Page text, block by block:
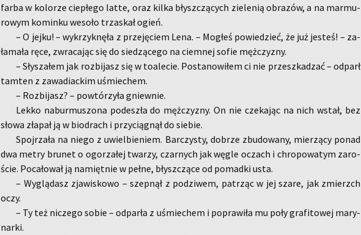
farba w ko­lo­rze cie­płe­go latte, oraz kilka błysz­czą­cych zie­le­nią ob­ra­zów, a na mar­mu­
ro­wym ko­min­ku we­so­ło trza­skał ogień.
– O jejku! – wy­krzyk­nę­ła z prze­ję­ciem Lena. – Mo­głeś po­wie­dzieć, że już je­steś! – za­
ła­ma­ła ręce, zwra­ca­jąc się do sie­dzą­ce­go na ciem­nej sofie męż­czy­zny.
– Sły­sza­łem jak roz­bi­jasz się w to­a­le­cie. Po­sta­no­wi­łem ci nie prze­szka­dzać – od­parł
tam­ten z za­wa­diac­kim uśmie­chem.
– Roz­bi­jasz? – po­wtó­rzy­ła gniew­nie.
Lekko na­bur­mu­szo­na po­de­szła do męż­czy­zny. On nie cze­ka­jąc na nich wstał, bez
słowa zła­pał ją w bio­drach i przy­cią­gnął do sie­bie.
Spoj­rza­ła na niego z uwiel­bie­niem. Bar­czy­sty, do­brze zbu­do­wa­ny, mie­rzą­cy ponad
dwa metry bru­net o ogo­rza­łej twa­rzy, czar­nych jak węgle oczach i chro­po­wa­tym za­ro­
ście. Po­ca­ło­wał ją na­mięt­nie w pełne, błysz­czą­ce od po­mad­ki usta.
– Wy­glą­dasz zja­wi­sko­wo – szep­nął z po­dzi­wem, pa­trząc w jej szare, jak zmierzch
oczy.
– Ty też ni­cze­go sobie – od­par­ła z uśmie­chem i po­pra­wi­ła mu poły gra­fi­to­wej ma­ry­
nar­ki.